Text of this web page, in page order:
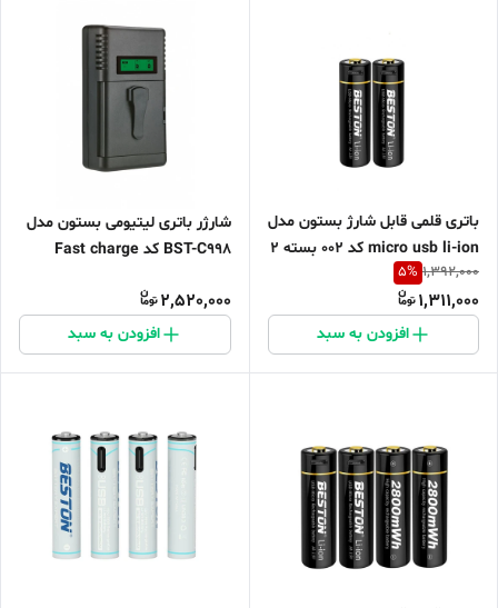
باتری قلمی قابل شارژ بستون مدل
micro usb li-ion کد 002 بسته 2
عددی
1,392,000
5%
1,311,000
افزودن به سبد
شارژر باتری لیتیومی بستون مدل
BST-C998 کد Fast charge
2,520,000
افزودن به سبد